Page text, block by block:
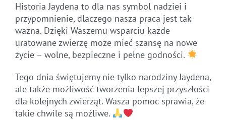
Historia Jaydena to dla nas symbol nadziei i
przypomnienie, dlaczego nasza praca jest tak
ważna. Dzięki Waszemu wsparciu każde
uratowane zwierzę może mieć szansę na nowe
życie – wolne, bezpieczne i pełne godności.
Tego dnia świętujemy nie tylko narodziny Jaydena,
ale także możliwość tworzenia lepszej przyszłości
dla kolejnych zwierząt. Wasza pomoc sprawia, że
takie chwile są możliwe.